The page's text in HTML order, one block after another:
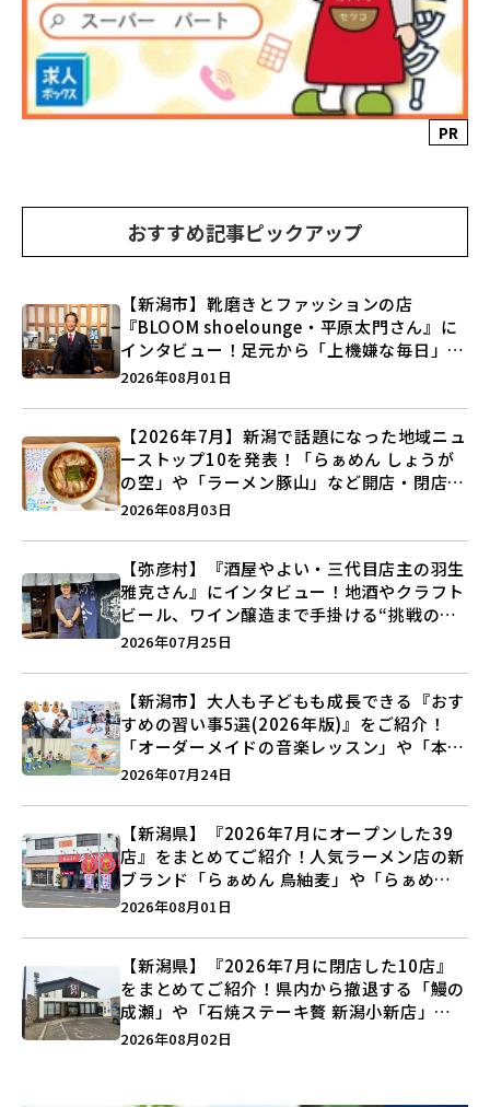
PR
おすすめ記事ピックアップ
【新潟市】靴磨きとファッションの店
『BLOOM shoelounge・平原太門さん』に
インタビュー！足元から「上機嫌な毎日」を
つくる装いの提案とは？
2026年08月01日
【2026年7月】新潟で話題になった地域ニュ
ーストップ10を発表！「らぁめん しょうが
の空」や「ラーメン豚山」など開店・閉店の
注目記事をランキングでご紹介♪
2026年08月03日
【弥彦村】『酒屋やよい・三代目店主の羽生
雅克さん』にインタビュー！地酒やクラフト
ビール、ワイン醸造まで手掛ける“挑戦の歴
史”に迫る♪
2026年07月25日
【新潟市】大人も子どもも成長できる『おす
すめの習い事5選(2026年版)』をご紹介！
「オーダーメイドの音楽レッスン」や「本格
キックボクシング」で新しい自分を見つけよ
2026年07月24日
【新潟県】『2026年7月にオープンした39
店』をまとめてご紹介！人気ラーメン店の新
ブランド「らぁめん 鳥紬麦」や「らぁめん
しょうがの空」など盛りだくさん♪
2026年08月01日
【新潟県】『2026年7月に閉店した10店』
をまとめてご紹介！県内から撤退する「鰻の
成瀬」や「石焼ステーキ贅 新潟小新店」が
営業に幕…。
2026年08月02日